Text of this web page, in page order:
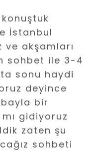
İstanbul
ve akşamları
sohbet ile 3-4
sonu haydi
deyince
bir
gidiyoruz
zaten şu
sohbeti